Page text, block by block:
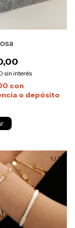
sin interés
con
o depósito
1 /2